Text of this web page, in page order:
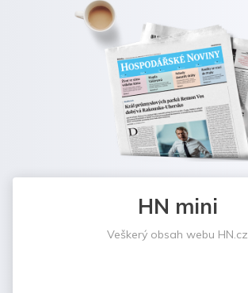
HN mini
Veškerý obsah webu HN.cz